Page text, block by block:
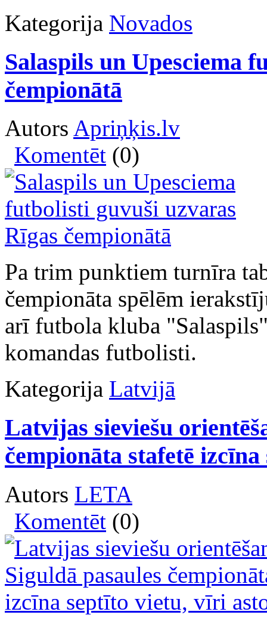
Kategorija Novados
Salaspils un Upesciema
čempionātā
Autors Apriņķis.lv
Komentēt (0)
Pa trim punktiem turnīra
čempionāta spēlēm
arī futbola kluba
komandas futbolisti.
Kategorija Latvijā
Latvijas sieviešu
čempionāta stafetē
Autors LETA
Komentēt (0)